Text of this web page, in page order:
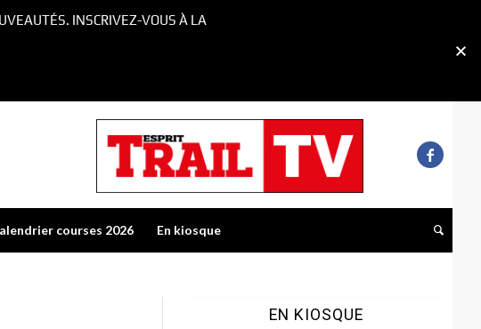
courses 2026 En kiosque
EN KIOSQUE
INSCRIVEZ-VOUS À LA